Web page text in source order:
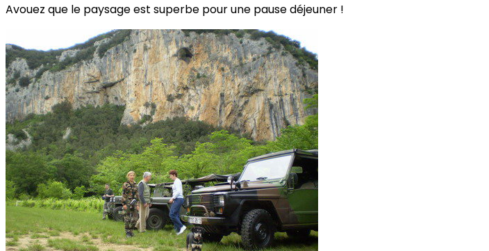
Avouez que le paysage est superbe pour une pause déjeuner !